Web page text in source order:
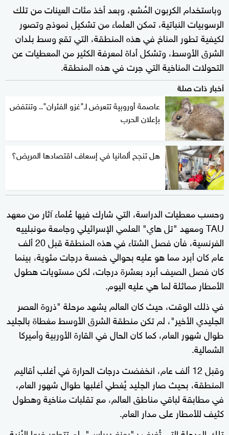
وباستخدام الكربون المُشع، وبعد أخذ مئات العينات من تلك
الرسوبيات النباتية، تمكن العلماء من تشكيل نموذج وتصور
لكيفية تطور المناخ في هذه المنطقة، التي تقع وسط بلدان
الشرق الأوسط، وتشكل أداة لمعرفة الكثير من المعطيات عن
التحولات المناخية التي جرت في هذه المنطقة.
أخبار ذات صلة
عاصمة أوروبية تتعرض لـ"غزو الفئران".. وتنتفض
بإعلان الحرب
هل تنجح ألمانيا في إسعاف اقتصادها المريض؟
وحسب معطيات الدراسة، التي شارك فيها عُلماء آثار من معهد
TAU ومعهد "تل هاي" العلمي الإسرائيلي وجامعة مونبلييه
الفرنسية، فأن فصل الشتاء في هذه المنطقة قبل 20 ألف
عام كان أبرد مما هو عليه بحوالي خمسة درجات مئوية، بينما
كان فصل الصيف أبرد بعشرة درجات، لكن مستويات هطول
الأمطار مماثلة لما هي عليه اليوم.
في ذلك الوقت، حيث كان العالم يشهد مرحلة "ذروة العصر
الجليدي الأخير"، لم تكن منطقة الشرق الأوسط مغطاة بالجليد
طوال شهور العام، كما كان الحال في القارة الأوربية وأميركا
الشمالية.
وقبل 12 ألف عام، انخفضت درجات الحرارة في أغلب أقاليم
المنطقة، بحيث صار الجليد يُغطي أغلبها طوال شهور العام،
في مطابقة لباقي مناطق العالم، مع تقلبات مناخية وهطول
كثيف للأمطار على مدار العام.